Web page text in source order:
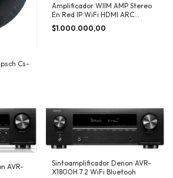
Cs-
Amplificador WIIM AMP Stereo
En Red IP WiFi HDMI ARC
Airplay
$1.000.000,00
AVR-
Sintoamplificador Denon AVR-
X1800H 7.2 WiFi Bluetooh